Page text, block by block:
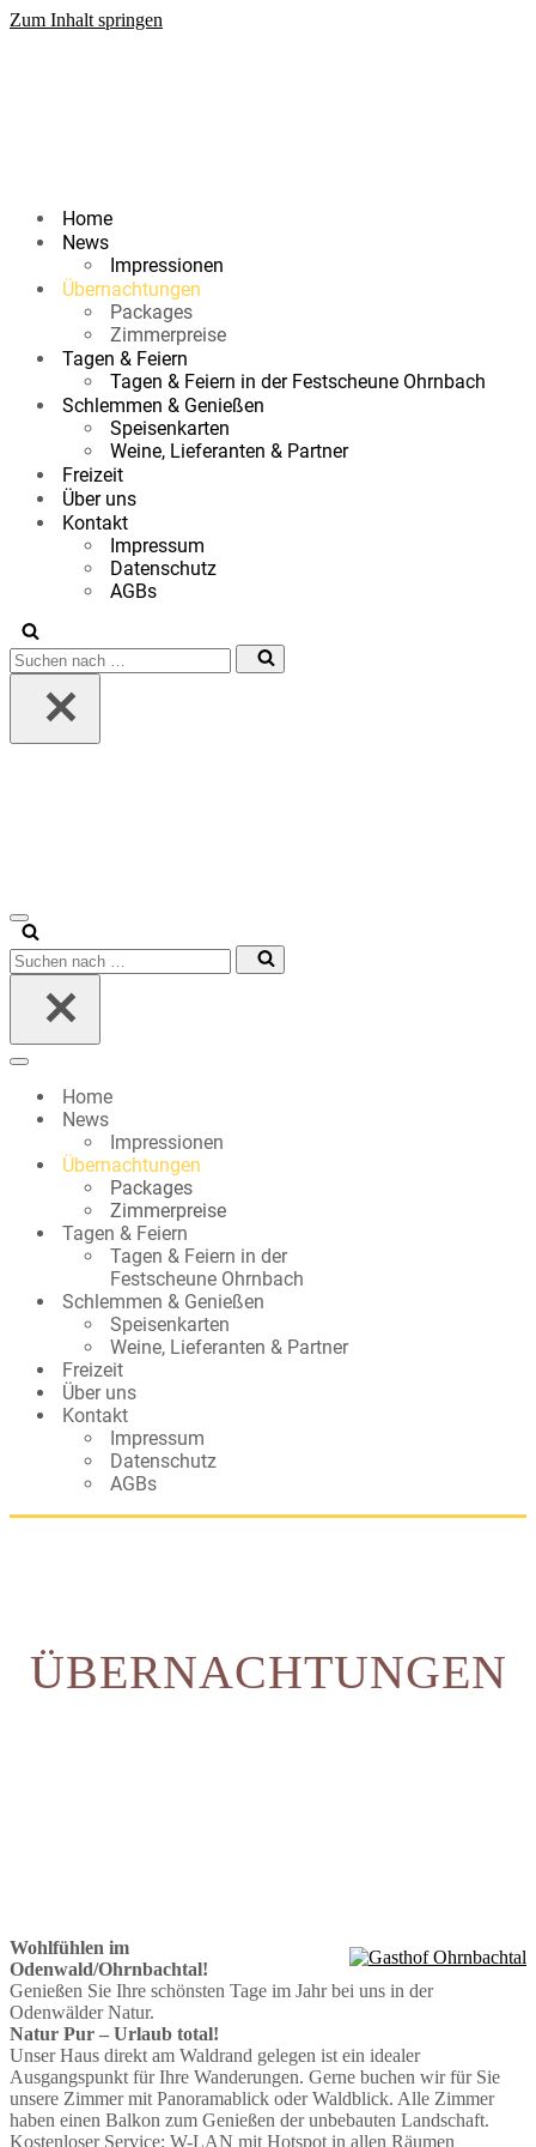
Zum Inhalt springen
Home
News
Impressionen
Übernachtungen
Packages
Zimmerpreise
Tagen & Feiern
Tagen & Feiern in der Festscheune Ohrnbach
Schlemmen & Genießen
Speisenkarten
Weine, Lieferanten & Partner
Freizeit
Über uns
Kontakt
Impressum
Datenschutz
AGBs
Suchen
nach …
Navigationsmenü
Suchen
nach …
Navigationsmenü
Home
News
Impressionen
Übernachtungen
Packages
Zimmerpreise
Tagen & Feiern
Tagen & Feiern in der
Festscheune Ohrnbach
Schlemmen & Genießen
Speisenkarten
Weine, Lieferanten & Partner
Freizeit
Über uns
Kontakt
Impressum
Datenschutz
AGBs
ÜBERNACHTUNGEN
Wohlfühlen im
Odenwald/Ohrnbachtal!
Genießen Sie Ihre schönsten Tage im Jahr bei uns in der
Odenwälder Natur.
Natur Pur – Urlaub total!
Unser Haus direkt am Waldrand gelegen ist ein idealer
Ausgangspunkt für Ihre Wanderungen. Gerne buchen wir für Sie
unsere Zimmer mit Panoramablick oder Waldblick. Alle Zimmer
haben einen Balkon zum Genießen der unbebauten Landschaft.
Kostenloser Service: W-LAN mit Hotspot in allen Räumen